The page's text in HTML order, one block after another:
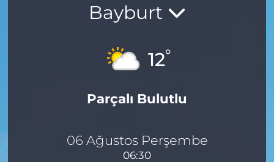
Bayburt
12°
Parçalı Bulutlu
06 Ağustos Perşembe
06:30
Topluluk Kuralları
Yayın İlkeleri